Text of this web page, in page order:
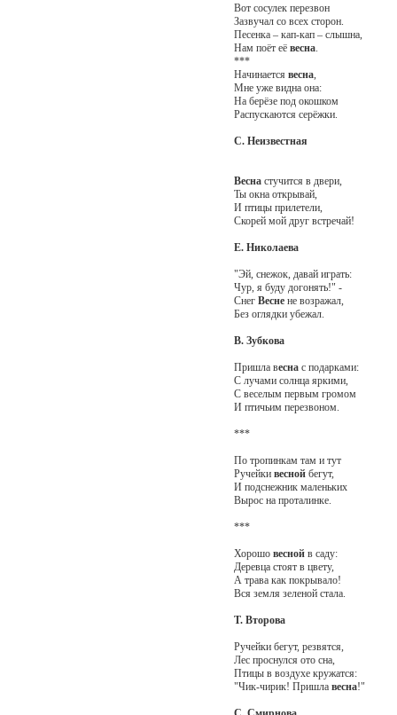
Вот сосулек перезвон
Зазвучал со всех сторон.
Песенка – кап-кап – слышна,
Нам поёт её весна.
***
Начинается весна,
Мне уже видна она:
На берёзе под окошком
Распускаются серёжки.
С. Неизвестная
Веснастучится в двери,
Ты окна открывай,
И птицы прилетели,
Скорей мой друг встречай!
Е. Николаева
"Эй, снежок, давай играть:
Чур, я буду догонять!" -
Снег Веснене возражал,
Без оглядки убежал.
В. Зубкова
Пришла веснас подарками:
С лучами солнца яркими,
С веселым первым громом
И птичьим перезвоном.
***
По тропинкам там и тут
Ручейки веснойбегут,
И подснежник маленьких
Вырос на проталинке.
***
Хорошо веснойв саду:
Деревца стоят в цвету,
А трава как покрывало!
Вся земля зеленой стала.
Т. Второва
Ручейки бегут, резвятся,
Лес проснулся ото сна,
Птицы в воздухе кружатся:
"Чик-чирик! Пришла весна!"